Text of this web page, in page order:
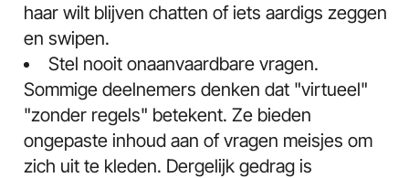
haar wilt blijven chatten of iets aardigs zeggen
en swipen.
Stel nooit onaanvaardbare vragen.
Sommige deelnemers denken dat "virtueel"
"zonder regels" betekent. Ze bieden
ongepaste inhoud aan of vragen meisjes om
zich uit te kleden. Dergelijk gedrag is